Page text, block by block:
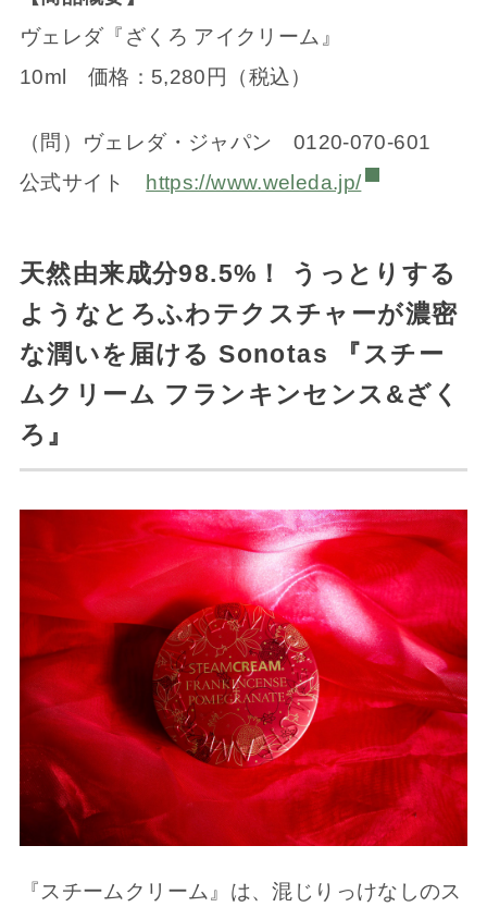
ヴェレダ『ざくろ アイクリーム』
10ml 価格：5,280円（税込）
（問）ヴェレダ・ジャパン 0120-070-601
公式サイト
https://www.weleda.jp/
天然由来成分98.5%！ うっとりする
ようなとろふわテクスチャーが濃密
な潤いを届ける Sonotas 『スチー
ムクリーム フランキンセンス&ざく
ろ』
『スチームクリーム』は、混じりっけなしのス